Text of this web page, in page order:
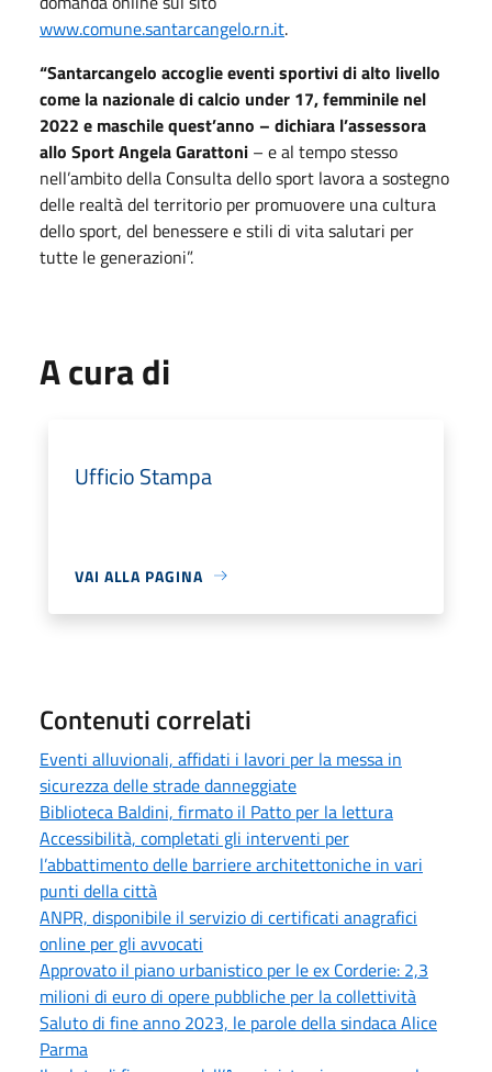
www.comune.santarcangelo.rn.it.
“Santarcangelo accoglie eventi sportivi di alto livello
come la nazionale di calcio under 17, femminile nel
2022 e maschile quest’anno – dichiara l’assessora
allo Sport Angela Garattoni – e al tempo stesso
nell’ambito della Consulta dello sport lavora a sostegno
delle realtà del territorio per promuovere una cultura
dello sport, del benessere e stili di vita salutari per
tutte le generazioni”.
A cura di
Ufficio Stampa
VAI ALLA PAGINA
Contenuti correlati
Eventi alluvionali, affidati i lavori per la messa in
sicurezza delle strade danneggiate
Biblioteca Baldini, firmato il Patto per la lettura
Accessibilità, completati gli interventi per
l’abbattimento delle barriere architettoniche in vari
punti della città
ANPR, disponibile il servizio di certificati anagrafici
online per gli avvocati
Approvato il piano urbanistico per le ex Corderie: 2,3
milioni di euro di opere pubbliche per la collettività
Saluto di fine anno 2023, le parole della sindaca Alice
Parma